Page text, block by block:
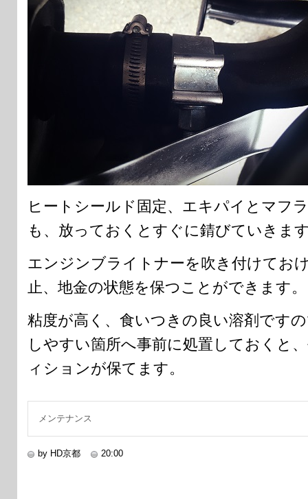
ヒートシールド固定、エキパイとマフ
も、放っておくとすぐに錆びていきま
エンジンブライトナーを吹き付けてお
止、地金の状態を保つことができます。
粘度が高く、食いつきの良い溶剤です
しやすい箇所へ事前に処置しておくと
ィションが保てます。
メンテナンス
by HD京都 20:00